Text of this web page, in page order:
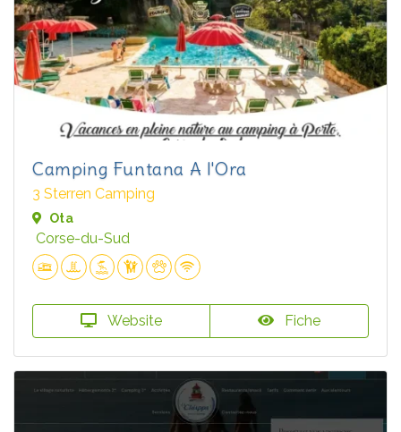
Camping Funtana A l'Ora
3 Sterren Camping
Ota
Corse-du-Sud
Website Fiche